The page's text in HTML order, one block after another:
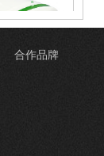
合作品牌